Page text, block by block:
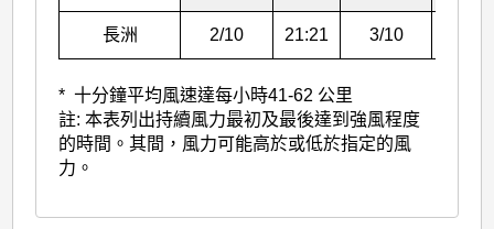
長洲 2/10 21:21 3/10
* 十分鐘平均風速達每小時41-62 公里
註: 本表列出持續風力最初及最後達到強風程度
的時間。其間，風力可能高於或低於指定的風
力。